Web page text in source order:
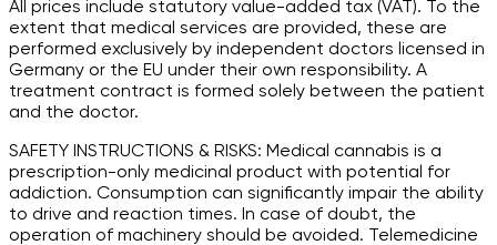
All prices include statutory value-added tax (VAT). To the
extent that medical services are provided, these are
performed exclusively by independent doctors licensed in
Germany or the EU under their own responsibility. A
treatment contract is formed solely between the patient
and the doctor.
SAFETY INSTRUCTIONS & RISKS: Medical cannabis is a
prescription-only medicinal product with potential for
addiction. Consumption can significantly impair the ability
to drive and reaction times. In case of doubt, the
operation of machinery should be avoided. Telemedicine